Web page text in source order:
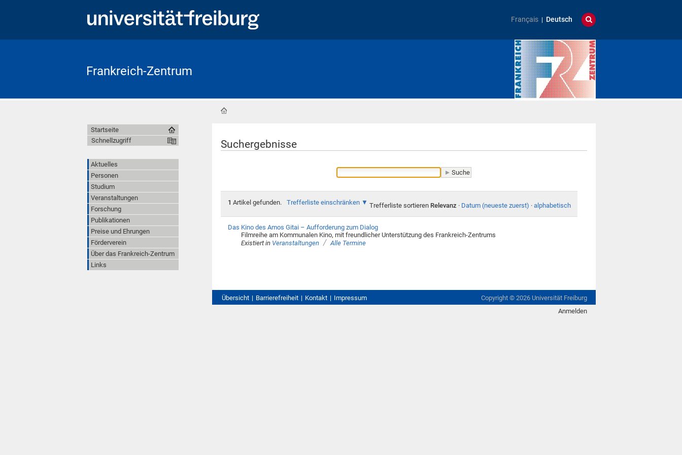
Français Deutsch
Frankreich-Zentrum
Suchergebnisse
1 Artikel gefunden. Trefferliste einschränken Trefferliste sortieren Relevanz · Datum (neueste zuerst) · alphabetisch
Das Kino des Amos Gitai – Aufforderung zum Dialog
Filmreihe am Kommunalen Kino, mit freundlicher Unterstützung des Frankreich-Zentrums
Existiert in Veranstaltungen / Alle Termine
Startseite
Schnellzugriff
Aktuelles
Personen
Studium
Veranstaltungen
Forschung
Publikationen
Preise und Ehrungen
Förderverein
Über das Frankreich-Zentrum
Links
Übersicht Barrierefreiheit Kontakt Impressum Copyright © 2026 Universität Freiburg
Anmelden